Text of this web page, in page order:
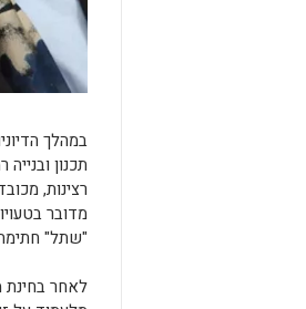
במהלך
תכנון
רצינות,
מדובר
"שתל"
לאחר בחינת